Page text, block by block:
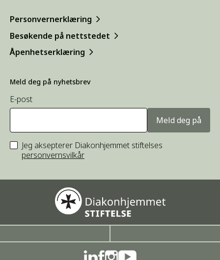
Personvernerklæring
Besøkende på nettstedet
Åpenhetserklæring
Meld deg på nyhetsbrev
E-post
Meld deg på
Jeg aksepterer Diakonhjemmet stiftelses
personvernsvilkår